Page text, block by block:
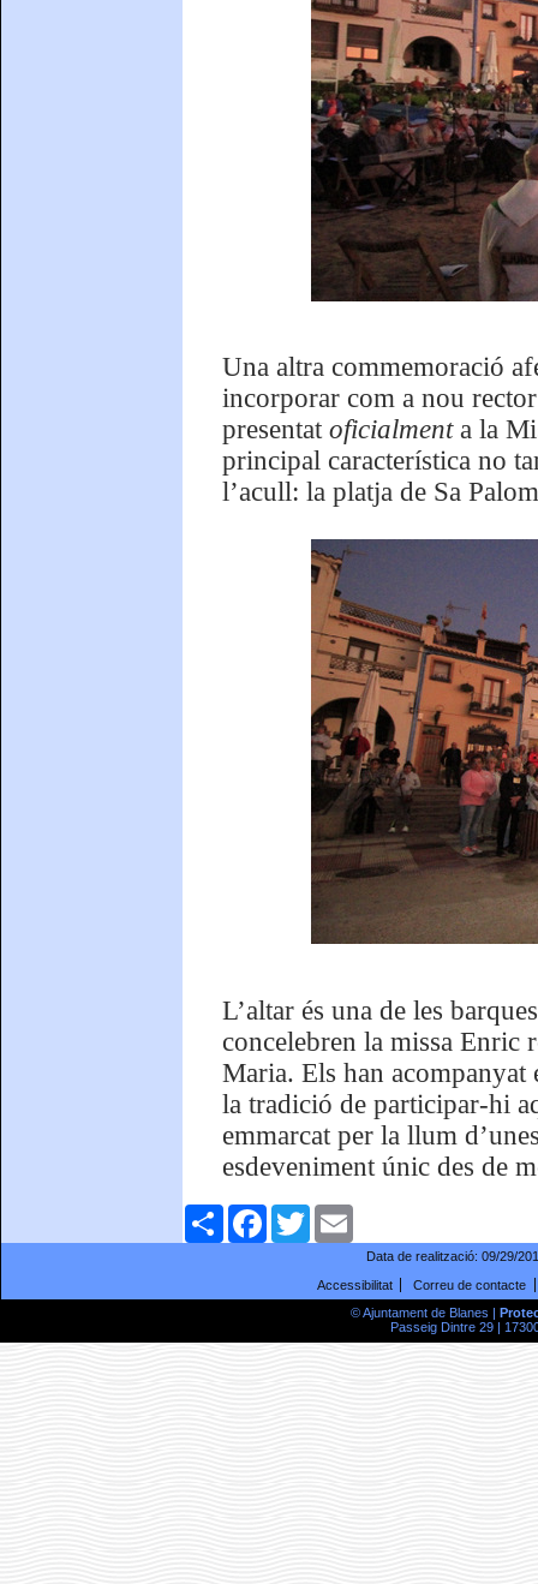
Una altra commemoració
incorporar com a nou
presentat oficialmenta la
principal característica no
l’acull: la platja de Sa
L’altar és una de les
concelebren la missa Enric
Maria. Els han acompanyat
la tradició de participar-hi
emmarcat per la llum
esdeveniment únic des de
ComparteixFacebookTwitter
Data de realització: 09/29/
Accessibilitat
Correu de contacte
© Ajuntament de Blanes |
Passeig Dintre 29 |